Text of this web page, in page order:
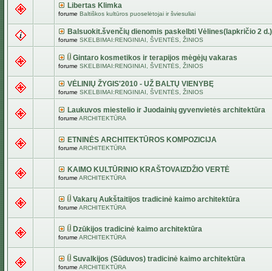
Libertas Klimka
forume Baltiškos kultūros puoselėtojai ir šviesuliai
Balsuokit.švenčių dienomis paskelbti Vėlines(lapkričio 2 d.)
forume SKELBIMAI:RENGINIAI, ŠVENTĖS, ŽINIOS
Gintaro kosmetikos ir terapijos mėgėjų vakaras
forume SKELBIMAI:RENGINIAI, ŠVENTĖS, ŽINIOS
VĖLINIŲ ŽYGIS'2010 - UŽ BALTŲ VIENYBĘ
forume SKELBIMAI:RENGINIAI, ŠVENTĖS, ŽINIOS
Laukuvos miestelio ir Juodainių gyvenvietės architektūra
forume ARCHITEKTŪRA
ETNINĖS ARCHITEKTŪROS KOMPOZICIJA
forume ARCHITEKTŪRA
KAIMO KULTŪRINIO KRAŠTOVAIZDŽIO VERTĖ
forume ARCHITEKTŪRA
Vakarų Aukštaitijos tradicinė kaimo architektūra
forume ARCHITEKTŪRA
Dzūkijos tradicinė kaimo architektūra
forume ARCHITEKTŪRA
Suvalkijos (Sūduvos) tradicinė kaimo architektūra
forume ARCHITEKTŪRA